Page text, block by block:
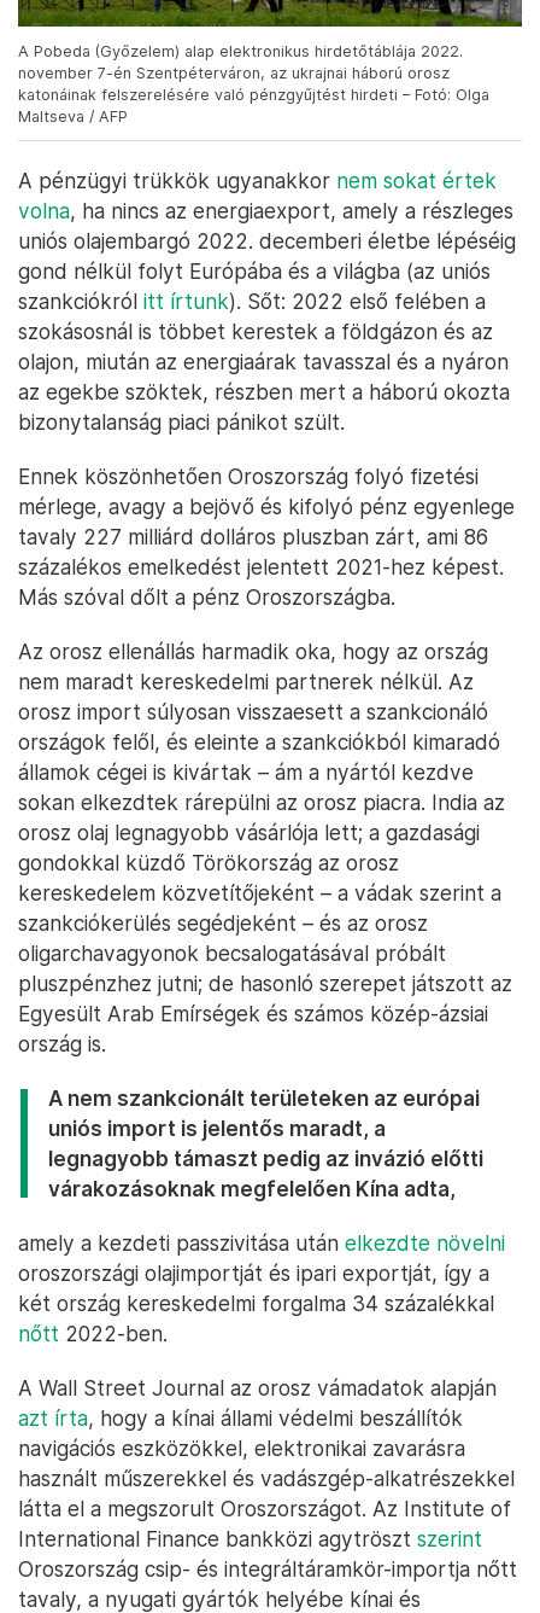
A Pobeda (Győzelem) alap elektronikus hirdetőtáblája 2022.
november 7-én Szentpéterváron, az ukrajnai háború orosz
katonáinak felszerelésére való pénzgyűjtést hirdeti – Fotó: Olga
Maltseva / AFP
A pénzügyi trükkök ugyanakkor nem sokat értek
volna, ha nincs az energiaexport, amely a részleges
uniós olajembargó 2022. decemberi életbe lépéséig
gond nélkül folyt Európába és a világba (az uniós
szankciókról itt írtunk). Sőt: 2022 első felében a
szokásosnál is többet kerestek a földgázon és az
olajon, miután az energiaárak tavasszal és a nyáron
az egekbe szöktek, részben mert a háború okozta
bizonytalanság piaci pánikot szült.
Ennek köszönhetően Oroszország folyó fizetési
mérlege, avagy a bejövő és kifolyó pénz egyenlege
tavaly 227 milliárd dolláros pluszban zárt, ami 86
százalékos emelkedést jelentett 2021-hez képest.
Más szóval dőlt a pénz Oroszországba.
Az orosz ellenállás harmadik oka, hogy az ország
nem maradt kereskedelmi partnerek nélkül. Az
orosz import súlyosan visszaesett a szankcionáló
országok felől, és eleinte a szankciókból kimaradó
államok cégei is kivártak – ám a nyártól kezdve
sokan elkezdtek rárepülni az orosz piacra. India az
orosz olaj legnagyobb vásárlója lett; a gazdasági
gondokkal küzdő Törökország az orosz
kereskedelem közvetítőjeként – a vádak szerint a
szankciókerülés segédjeként – és az orosz
oligarchavagyonok becsalogatásával próbált
pluszpénzhez jutni; de hasonló szerepet játszott az
Egyesült Arab Emírségek és számos közép-ázsiai
ország is.
A nem szankcionált területeken az európai
uniós import is jelentős maradt, a
legnagyobb támaszt pedig az invázió előtti
várakozásoknak megfelelően Kína adta,
amely a kezdeti passzivitása után elkezdte növelni
oroszországi olajimportját és ipari exportját, így a
két ország kereskedelmi forgalma 34 százalékkal
nőtt 2022-ben.
A Wall Street Journal az orosz vámadatok alapján
azt írta, hogy a kínai állami védelmi beszállítók
navigációs eszközökkel, elektronikai zavarásra
használt műszerekkel és vadászgép-alkatrészekkel
látta el a megszorult Oroszországot. Az Institute of
International Finance bankközi agytröszt szerint
Oroszország csip- és integráltáramkör-importja nőtt
tavaly, a nyugati gyártók helyébe kínai és